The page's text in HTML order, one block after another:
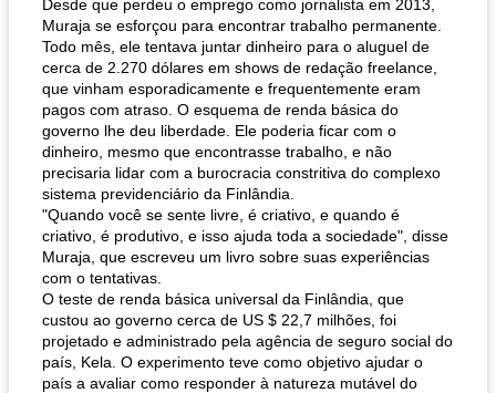
Desde que perdeu o emprego como jornalista em 2013,
Muraja se esforçou para encontrar trabalho permanente.
Todo mês, ele tentava juntar dinheiro para o aluguel de
cerca de 2.270 dólares em shows de redação freelance,
que vinham esporadicamente e frequentemente eram
pagos com atraso. O esquema de renda básica do
governo lhe deu liberdade. Ele poderia ficar com o
dinheiro, mesmo que encontrasse trabalho, e não
precisaria lidar com a burocracia constritiva do complexo
sistema previdenciário da Finlândia.
"Quando você se sente livre, é criativo, e quando é
criativo, é produtivo, e isso ajuda toda a sociedade", disse
Muraja, que escreveu um livro sobre suas experiências
com o tentativas.
O teste de renda básica universal da Finlândia, que
custou ao governo cerca de US $ 22,7 milhões, foi
projetado e administrado pela agência de seguro social do
país, Kela. O experimento teve como objetivo ajudar o
país a avaliar como responder à natureza mutável do